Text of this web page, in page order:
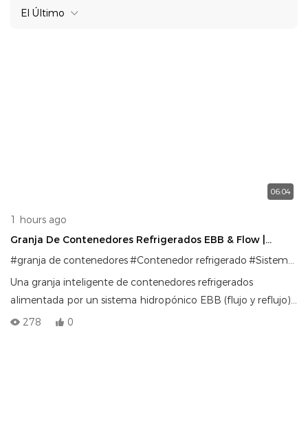
El Último
06:04
1 hours ago
Granja De Contenedores Refrigerados EBB & Flow |
Sistema De Agricultura Vertical Inteligente De Alta
Resistencia
#granja de contenedores#Contenedor refrigerado #Sistema hidropónico
Una granja inteligente de contenedores refrigerados
alimentada por un sistema hidropónico EBB (flujo y reflujo),
que cuenta con estantes de cultivo de alta resistencia,
278 0